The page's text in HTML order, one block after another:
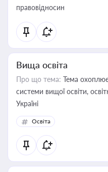
правовідносин
Вища освіта
Про що тема: Тема
системи вищої освіти,
Україні
Освіта